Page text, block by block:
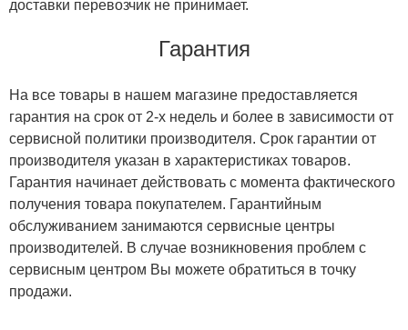
доставки перевозчик не принимает.
Гарантия
На все товары в нашем магазине предоставляется
гарантия на срок от 2-х недель и более в зависимости от
сервисной политики производителя. Срок гарантии от
производителя указан в характеристиках товаров.
Гарантия начинает действовать с момента фактического
получения товара покупателем. Гарантийным
обслуживанием занимаются сервисные центры
производителей. В случае возникновения проблем с
сервисным центром Вы можете обратиться в точку
продажи.